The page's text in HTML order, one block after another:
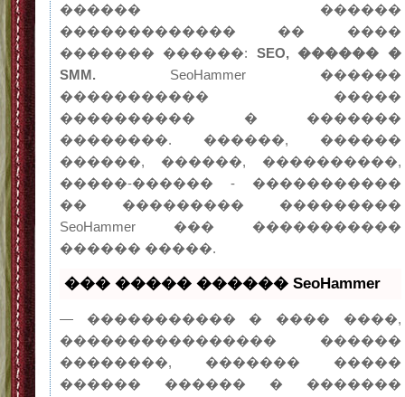
������ ������
������������� �� ����
������� ������: SEO, ������ �
SMM. SeoHammer ������
����������� �����
���������� � �������
��������. ������, ������
������, ������, ����������,
�����-������ - �����������
�� ��������� ���������
SeoHammer ��� �����������
������ �����.
��� ����� ������ SeoHammer
— ����������� � ���� ����,
���������������� ������
��������, ������� �����
������ ������ � �������